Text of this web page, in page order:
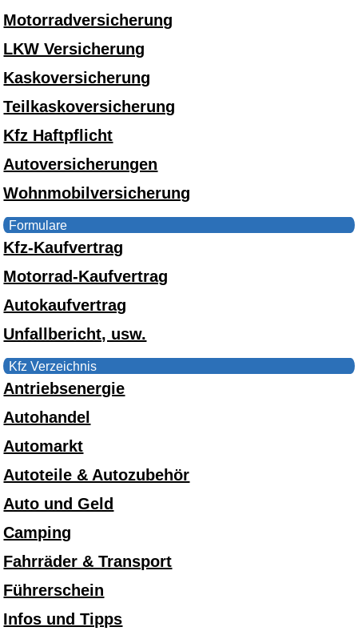
Motorradversicherung
LKW Versicherung
Kaskoversicherung
Teilkaskoversicherung
Kfz Haftpflicht
Autoversicherungen
Wohnmobilversicherung
Formulare
Kfz-Kaufvertrag
Motorrad-Kaufvertrag
Autokaufvertrag
Unfallbericht, usw.
Kfz Verzeichnis
Antriebsenergie
Autohandel
Automarkt
Autoteile & Autozubehör
Auto und Geld
Camping
Fahrräder & Transport
Führerschein
Infos und Tipps